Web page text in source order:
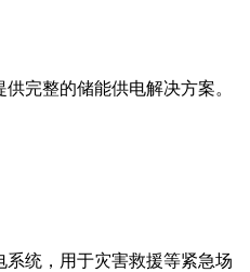
完整的储能供电解决方案。
统，用于灾害救援等紧急场